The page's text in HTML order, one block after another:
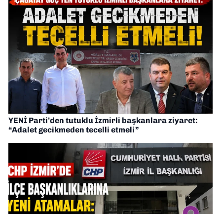
YENİ Parti’den tutuklu İzmirli başkanlara ziyaret:
“Adalet gecikmeden tecelli etmeli”